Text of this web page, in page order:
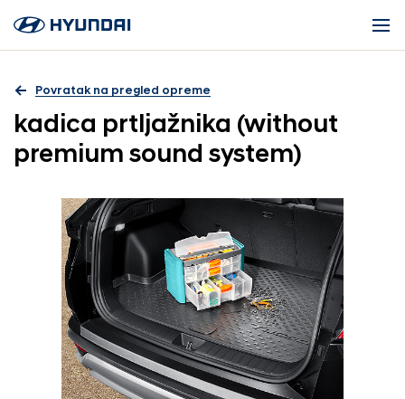
Povratak na pregled opreme
kadica prtljažnika (without
premium sound system)